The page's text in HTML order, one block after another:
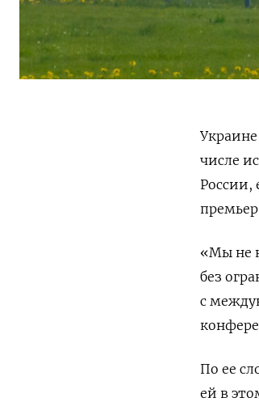
числе
России,
«Мы не
без
с
По ее
ей в